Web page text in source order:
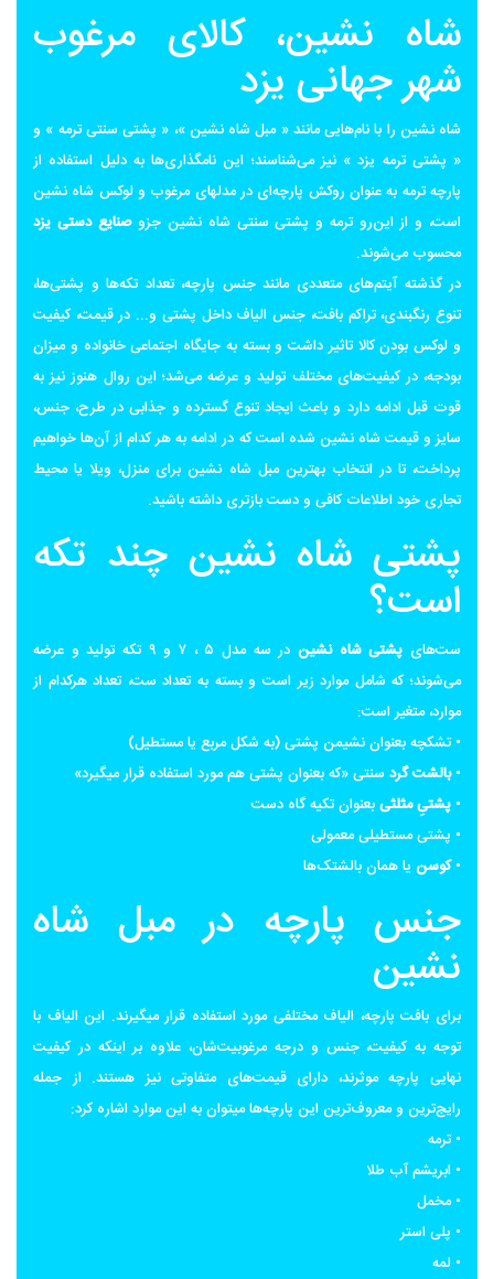
شاه نشین، کالای مرغوب
شهر جهانی یزد
شاه نشین را با نام‌هایی مانند « مبل شاه نشین »، « پشتی سنتی ترمه » و
« پشتی ترمه یزد » نیز می‌شناسند؛ این نامگذاری‌ها به دلیل استفاده از
پارچه ترمه به عنوان روکش پارچه‌ای در مدلهای مرغوب و لوکس شاه نشین
است، و از این‌رو ترمه و پشتی سنتی شاه نشین جزوصنایع دستی یزد
محسوب می‌شوند.
در گذشته آیتم‌های متعددی مانند جنس پارچه، تعداد تکه‌ها و پشتی‌ها،
تنوع رنگبندی، تراکم بافت، جنس الیاف داخل پشتی و... در قیمت، کیفیت
و لوکس بودن کالا تاثیر داشت و بسته به جایگاه اجتماعی خانواده و میزان
بودجه، در کیفیت‌های مختلف تولید و عرضه می‌شد؛ این روال هنوز نیز به
قوت قبل ادامه دارد و باعث ایجاد تنوع گسترده و جذابی در طرح، جنس،
سایز و قیمت شاه نشین شده است که در ادامه به هر کدام از آن‌ها خواهیم
پرداخت، تا در انتخاب بهترین مبل شاه نشین برای منزل، ویلا یا محیط
تجاری خود اطلاعات کافی و دست بازتری داشته باشید.
پشتی شاه نشین چند تکه
است؟
ست‌های پشتی شاه نشین
در سه مدل ۵ ، ۷ و ۹ تکه تولید و عرضه
می‌شوند؛ که شامل موارد زیر است و بسته به تعداد ست، تعداد هرکدام از
موارد، متغیر است:
• تشکچه بعنوان نشیمن پشتی (به شکل مربع یا مستطیل)
•بالشت گرد سنتی «که بعنوان پشتی هم مورد استفاده قرار میگیرد»
• پشتیِ مثلثیبعنوان تکیه گاه دست
• پشتی مستطیلی معمولی
•کوسن یا همان بالشتک‌ها
جنس پارچه در مبل شاه
نشین
برای بافت پارچه، الیاف مختلفی مورد استفاده قرار میگیرند. این الیاف با
توجه به کیفیت، جنس و درجه مرغوبیت‌شان، علاوه بر اینکه در کیفیت
نهایی پارچه موثرند، دارای قیمت‌های متفاوتی نیز هستند. از جمله
رایج‌ترین و معروف‌ترین این پارچه‌ها میتوان به این موارد اشاره کرد:
• ترمه
• ابریشم آب طلا
• مخمل
• پلی استر
• لمه